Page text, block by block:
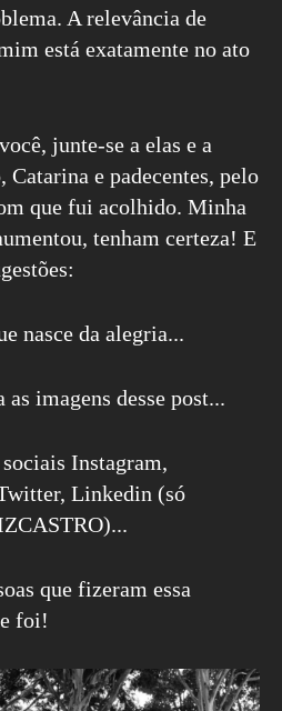
A relevância de
está exatamente no ato
junte-se a elas e a
e padecentes, pelo
que fui acolhido. Minha
tenham certeza! E
nasce da alegria...
imagens desse post...
Instagram,
Linkedin (só
que fizeram essa
foi!